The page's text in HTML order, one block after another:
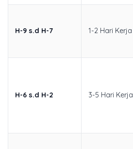
H-9 s.d H-7 1-2 Hari Kerja
H-6 s.d H-2 3-5 Hari Kerja